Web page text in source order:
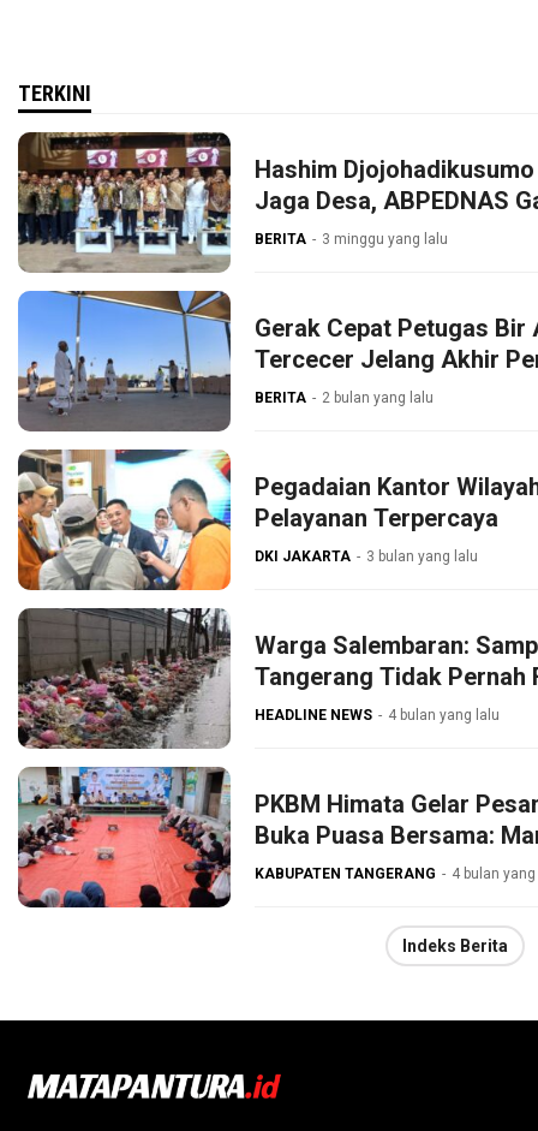
TERKINI
Hashim
Jaga Desa, ABPEDNAS
BERITA 3 minggu yang lalu
Gerak Cepat Petugas
Tercecer Jelang Akhir
BERITA 2 bulan yang lalu
Pegadaian Kantor
Pelayanan Terpercaya
DKI JAKARTA 3 bulan yang lalu
Warga Salembaran:
Tangerang Tidak Pernah
HEADLINE NEWS 4 bulan yang lalu
PKBM Himata Gelar
Buka Puasa Bersama:
KABUPATEN TANGERANG 4 bulan
Indeks Berita